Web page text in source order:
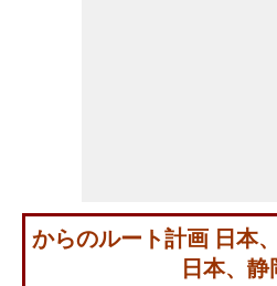
からのルート計画 日本
日本、静